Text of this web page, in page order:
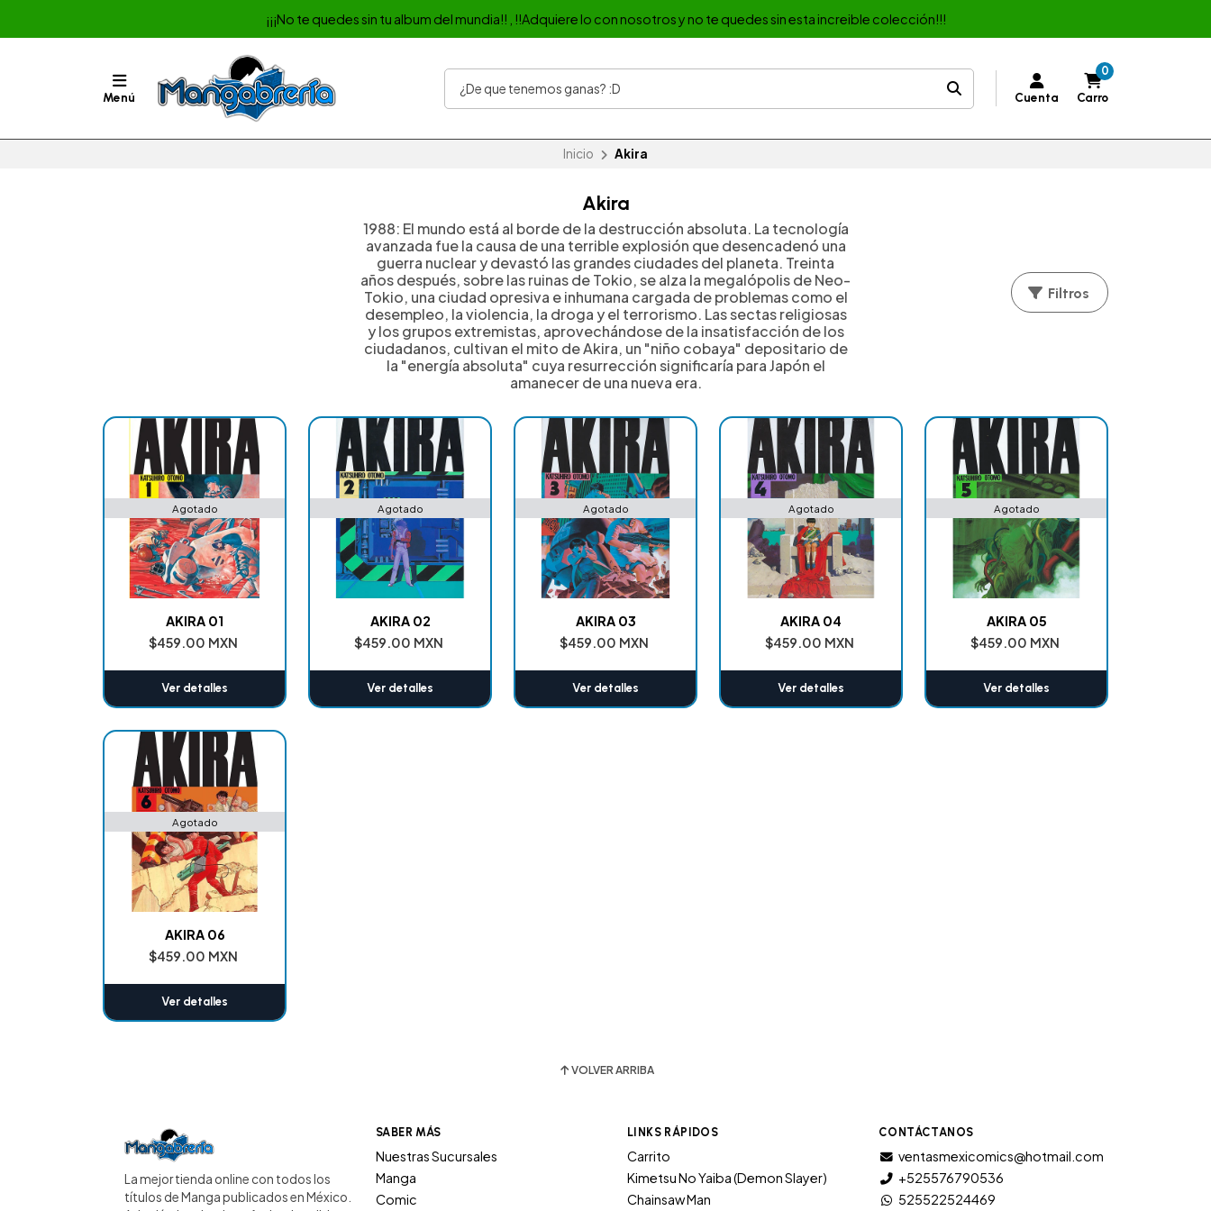
¡¡¡No te quedes sin tu album del mundia!! , !!Adquiere lo con nosotros y no te quedes sin esta increible colección!!!
Menú Cuenta
0
Carro
Inicio Akira
Akira
1988: El mundo está al borde de la destrucción absoluta. La tecnología
avanzada fue la causa de una terrible explosión que desencadenó una
guerra nuclear y devastó las grandes ciudades del planeta. Treinta
años después, sobre las ruinas de Tokio, se alza la megalópolis de Neo-
Tokio, una ciudad opresiva e inhumana cargada de problemas como el
desempleo, la violencia, la droga y el terrorismo. Las sectas religiosas
y los grupos extremistas, aprovechándose de la insatisfacción de los
ciudadanos, cultivan el mito de Akira, un "niño cobaya" depositario de
la "energía absoluta" cuya resurrección significaría para Japón el
amanecer de una nueva era.
Filtros
Agotado
AKIRA 01
$459.00 MXN
Ver detalles
Agotado
AKIRA 02
$459.00 MXN
Ver detalles
Agotado
AKIRA 03
$459.00 MXN
Ver detalles
Agotado
AKIRA 04
$459.00 MXN
Ver detalles
Agotado
AKIRA 05
$459.00 MXN
Ver detalles
Agotado
AKIRA 06
$459.00 MXN
Ver detalles
VOLVER ARRIBA
La mejor tienda online con todos los
títulos de Manga publicados en México.
SABER MÁS
Nuestras Sucursales
Manga
Comic
LINKS RÁPIDOS
Carrito
Kimetsu No Yaiba (Demon Slayer)
Chainsaw Man
CONTÁCTANOS
ventasmexicomics@hotmail.com
+525576790536
525522524469